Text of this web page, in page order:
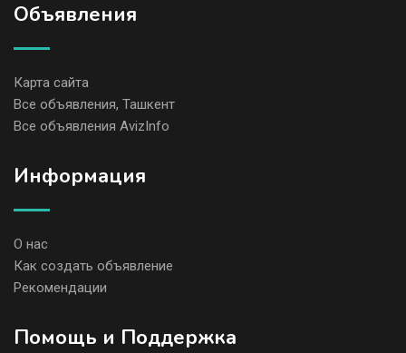
Объявления
Карта сайта
Все объявления, Ташкент
Все объявления AvizInfo
Информация
О нас
Как создать объявление
Рекомендации
Помощь и Поддержка